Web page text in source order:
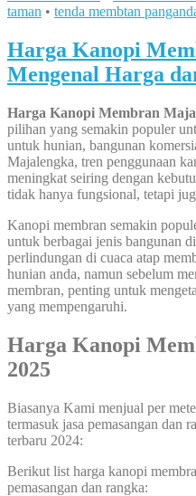
taman • tenda membtan
Harga Kanopi
Mengenal Harga
Harga Kanopi Membran
pilihan yang semakin populer
untuk hunian, bangunan
Majalengka, tren penggunaan
meningkat seiring dengan
tidak hanya fungsional, tetapi
Kanopi membran semakin
untuk berbagai jenis bangunan
perlindungan di cuaca atap
hunian anda, namun sebelum
membran, penting untuk
yang mempengaruhi.
Harga Kanopi
2025
Biasanya Kami menjual per
termasuk jasa pemasangan dan
terbaru 2024:
Berikut list harga kanopi
pemasangan dan rangka: